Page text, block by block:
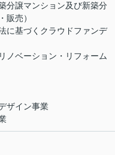
分譲マンション及び新築分
販売）
に基づくクラウドファンデ
ノベーション・リフォーム
ザイン事業